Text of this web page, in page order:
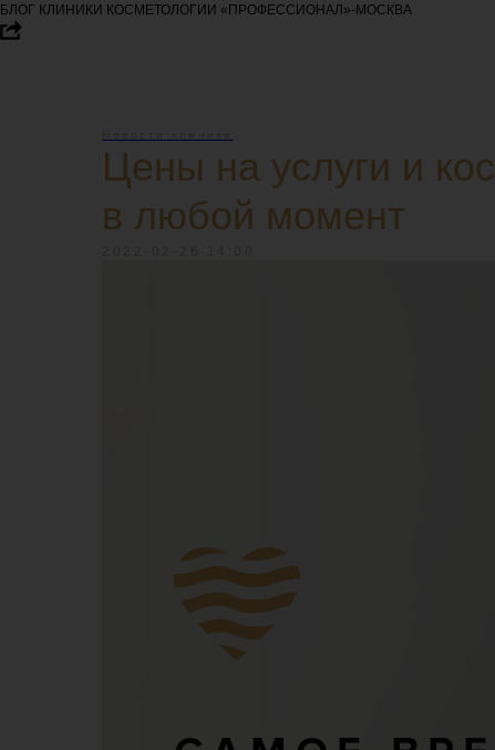
БЛОГ КЛИНИКИ КОСМЕТОЛОГИИ «ПРОФЕССИОНАЛ»-МОСКВА
Цены на услуги и
в любой момент